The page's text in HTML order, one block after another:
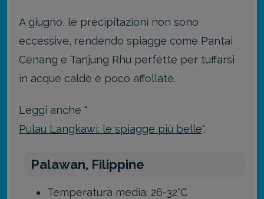
A giugno, le precipitazioni non sono
eccessive, rendendo spiagge come Pantai
Cenang e Tanjung Rhu perfette per tuffarsi
in acque calde e poco affollate.
Leggi anche "
Pulau Langkawi: le spiagge più belle".
Palawan, Filippine
Temperatura media: 26-32°C